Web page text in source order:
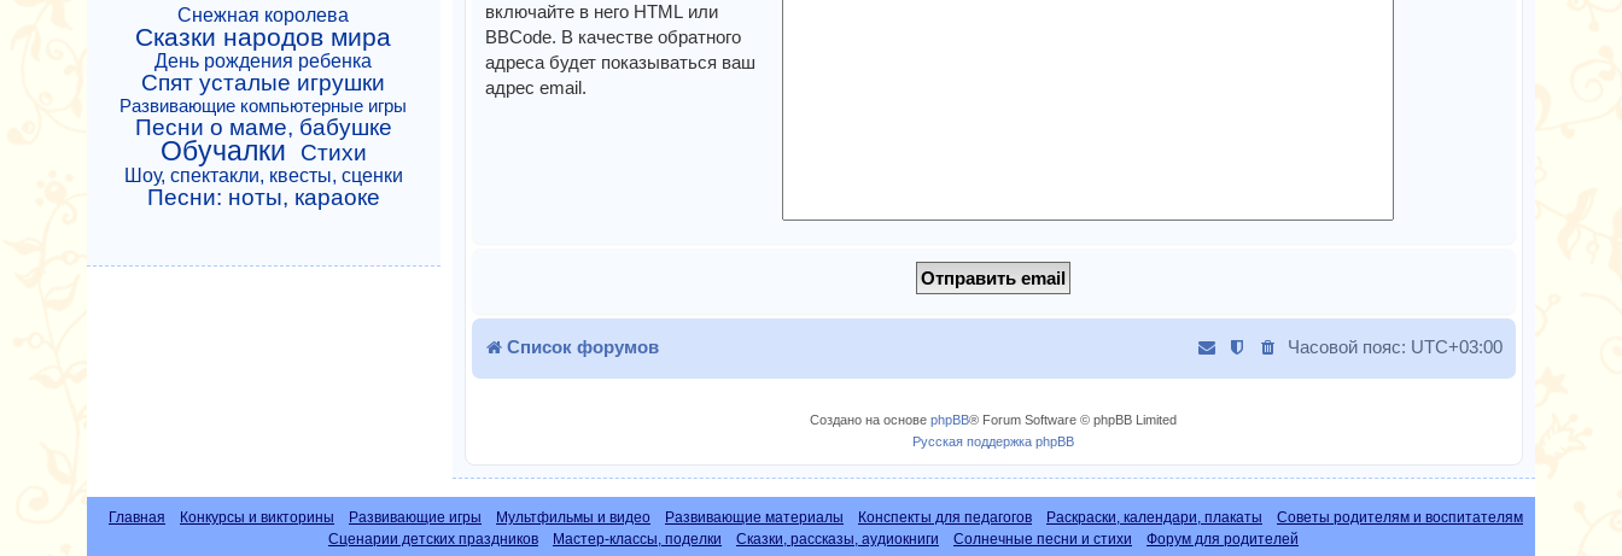
включайте в него HTML или
BBCode. В качестве обратного
адреса будет показываться ваш
адрес email.
Список форумов Часовой пояс: UTC+03:00
Создано на основеphpBB® Forum Software © phpBB Limited
Русская поддержка phpBB
Снежная королева
Сказки народов мира
День рождения ребенка
Спят усталые игрушки
Развивающие компьютерные игры
Песни о маме, бабушке
Обучалки Стихи
Шоу, спектакли, квесты, сценки
Песни: ноты, караоке
Главная Конкурсы и викторины Развивающие игры Мультфильмы и видео Развивающие материалы Конспекты для педагогов Раскраски, календари, плакаты
Советы родителям и воспитателям
Сценарии детских праздников
Мастер-классы, поделки Сказки, рассказы, аудиокниги Солнечные песни и стихи Форум для родителей